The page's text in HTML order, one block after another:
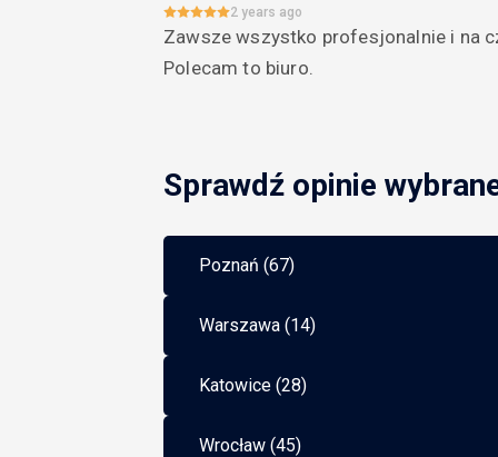
2 years ago
Zawsze wszystko profesjonalnie i na
Polecam to biuro.
Sprawdź opinie
Poznań (67)
Warszawa (14)
Katowice (28)
Wrocław (45)